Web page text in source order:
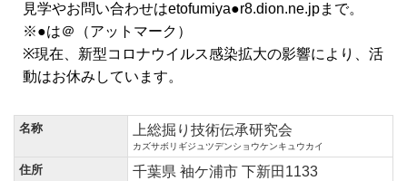
見学やお問い合わせはetofumiya●r8.dion.ne.jpまで。
※●は＠（アットマーク）
※現在、新型コロナウイルス感染拡大の影響により、活
動はお休みしています。
名称 上総掘り技術伝承研究会
カズサボリギジュツデンショウケンキュウカイ
住所
千葉県 袖ケ浦市 下新田1133